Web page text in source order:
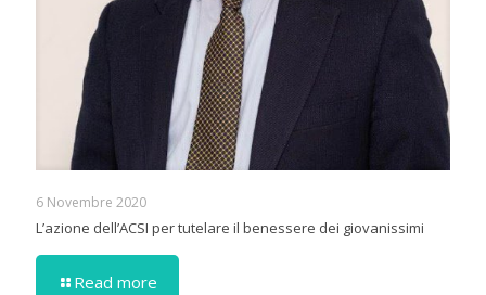
6 Novembre 2020
L’azione dell’ACSI per tutelare il benessere dei giovanissimi
Read more